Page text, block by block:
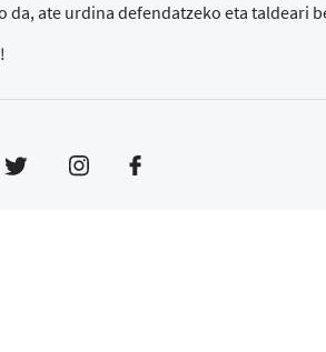
da, ate urdina defendatzeko eta taldeari